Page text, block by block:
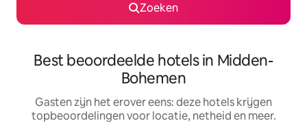
Zoeken
Best beoordeelde hotels in Midden-
Bohemen
Gasten zijn het erover eens: deze hotels krijgen
topbeoordelingen voor locatie, netheid en meer.